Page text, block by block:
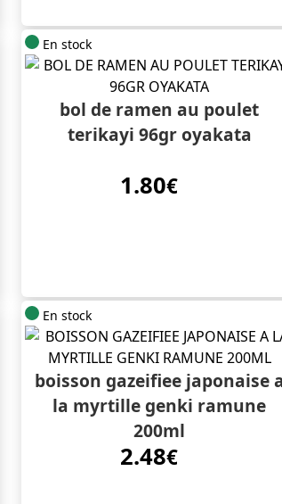
En stock
bol de ramen au poulet
terikayi 96gr oyakata
1.80€
En stock
boisson gazeifiee japonaise
la myrtille genki ramune
200ml
2.48€